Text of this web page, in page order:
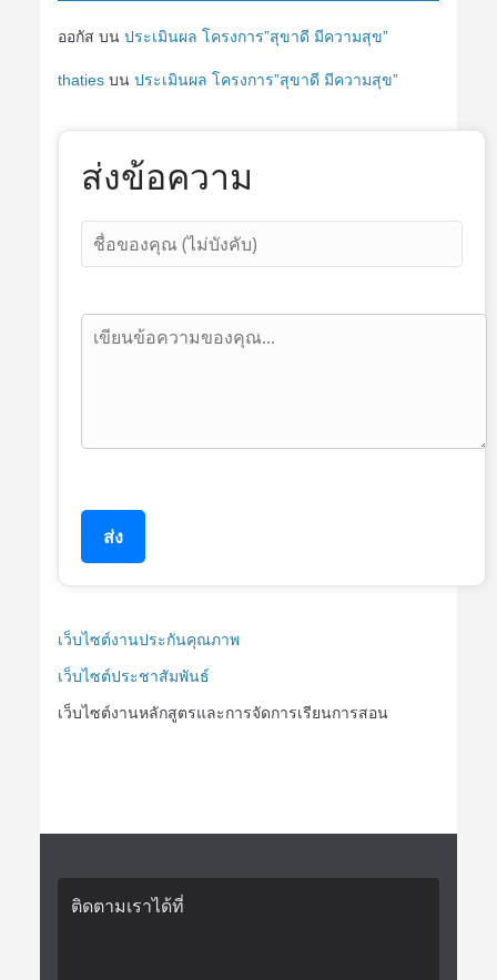
ออกัส บน ประเมินผล โครงการ”สุขาดี มีความสุข”
thatiesบน ประเมินผล โครงการ”สุขาดี มีความสุข”
ส่งข้อความ
ส่ง
เว็บไซต์งานประกันคุณภาพ
เว็บไซต์ประชาสัมพันธ์
เว็บไซต์งานหลักสูตรและการจัดการเรียนการสอน
ติดตามเราได้ที่